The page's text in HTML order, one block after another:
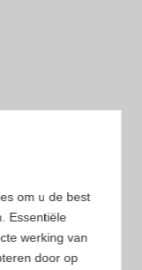
prijzen
je favoriete
om u de best
Essentiële
werking van
door op